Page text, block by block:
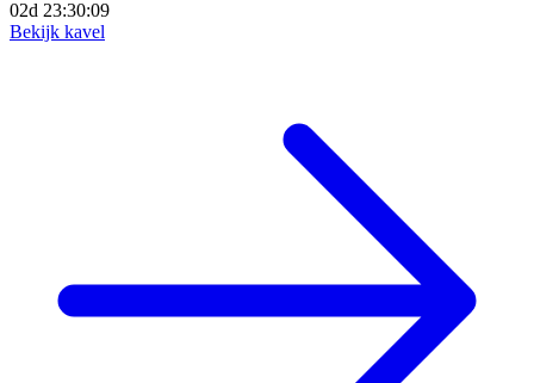
02d 23:30:07
Bekijk kavel